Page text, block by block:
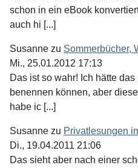
schon in ein eBook
auch hi [...]
Susanne zu Sommerbücher,
Mi., 25.01.2012 17:13
Das ist so wahr! Ich hätte
benennen können, aber
habe ic [...]
Susanne zu Privatlesungen
Di., 19.04.2011 21:06
Das sieht aber nach einer